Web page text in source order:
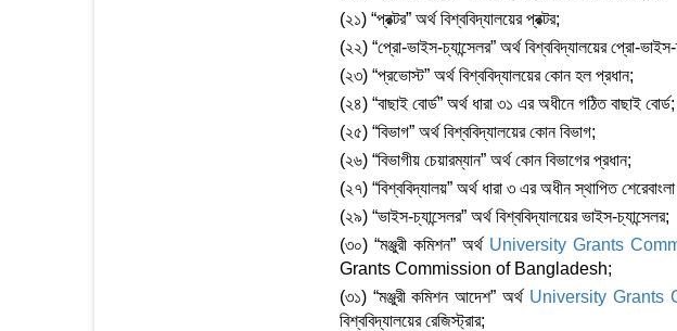
(২১) “প্রক্টর” অর্থ বিশ্ববিদ্যালয়ের প্রক্টর;
(২২) “প্রো-ভাইস-চ্যান্সেলর” অর্থ বিশ্ববিদ্যালয়ের প্রো-ভাইস-
(২৩) “প্রভোস্ট” অর্থ বিশ্ববিদ্যালয়ের কোন হল প্রধান;
(২৪) “বাছাই বোর্ড” অর্থ ধারা ৩১ এর অধীনে গঠিত বাছাই বোর্ড;
(২৫) “বিভাগ” অর্থ বিশ্ববিদ্যালয়ের কোন বিভাগ;
(২৬) “বিভাগীয় চেয়ারম্যান” অর্থ কোন বিভাগের প্রধান;
(২৭) “বিশ্ববিদ্যালয়” অর্থ ধারা ৩ এর অধীন স্থাপিত
(২৯) “ভাইস-চ্যান্সেলর” অর্থ বিশ্ববিদ্যালয়ের ভাইস-চ্যান্সেলর;
(৩০) “মঞ্জুরী কমিশন” অর্থ University Grants
Grants Commission of Bangladesh;
(৩১) “মঞ্জুরী কমিশন আদেশ” অর্থ University Grants
বিশ্ববিদ্যালয়ের রেজিস্ট্রার;